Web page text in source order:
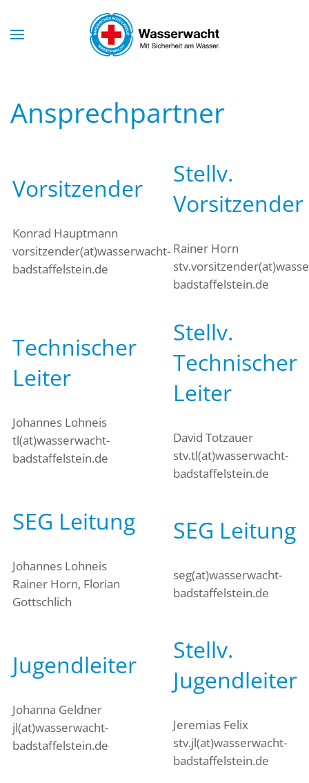
Skip to main content
Ansprechpartner
Vorsitzender
Konrad Hauptmann
vorsitzender(at)wasserwacht-
badstaffelstein.de
Stellv.
Vorsitzender
Rainer Horn
badstaffelstein.de
Technischer
Leiter
Johannes Lohneis
tl(at)wasserwacht-
badstaffelstein.de
Stellv.
Technischer
Leiter
David Totzauer
stv.tl(at)wasserwacht-
badstaffelstein.de
SEG Leitung
Johannes Lohneis
Rainer Horn, Florian
Gottschlich
SEG Leitung
seg(at)wasserwacht-
badstaffelstein.de
Jugendleiter
Johanna Geldner
jl(at)wasserwacht-
badstaffelstein.de
Stellv.
Jugendleiter
Jeremias Felix
stv.jl(at)wasserwacht-
badstaffelstein.de